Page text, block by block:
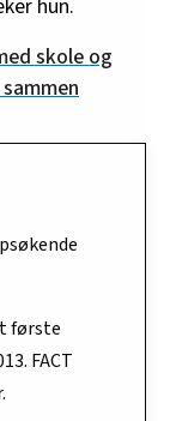
hun.
skole og
første
FACT